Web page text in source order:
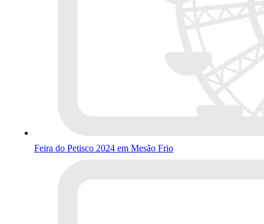
Feira do Petisco 2024 em Mesão Frio